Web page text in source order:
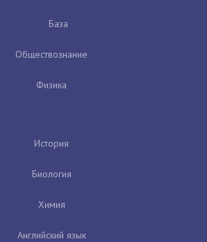
База
Обществознание
Физика
История
Биология
Химия
Английский язык